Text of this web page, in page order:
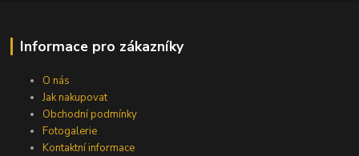
Informace pro zákazníky
O nás
Jak nakupovat
Obchodní podmínky
Fotogalerie
Kontaktní informace